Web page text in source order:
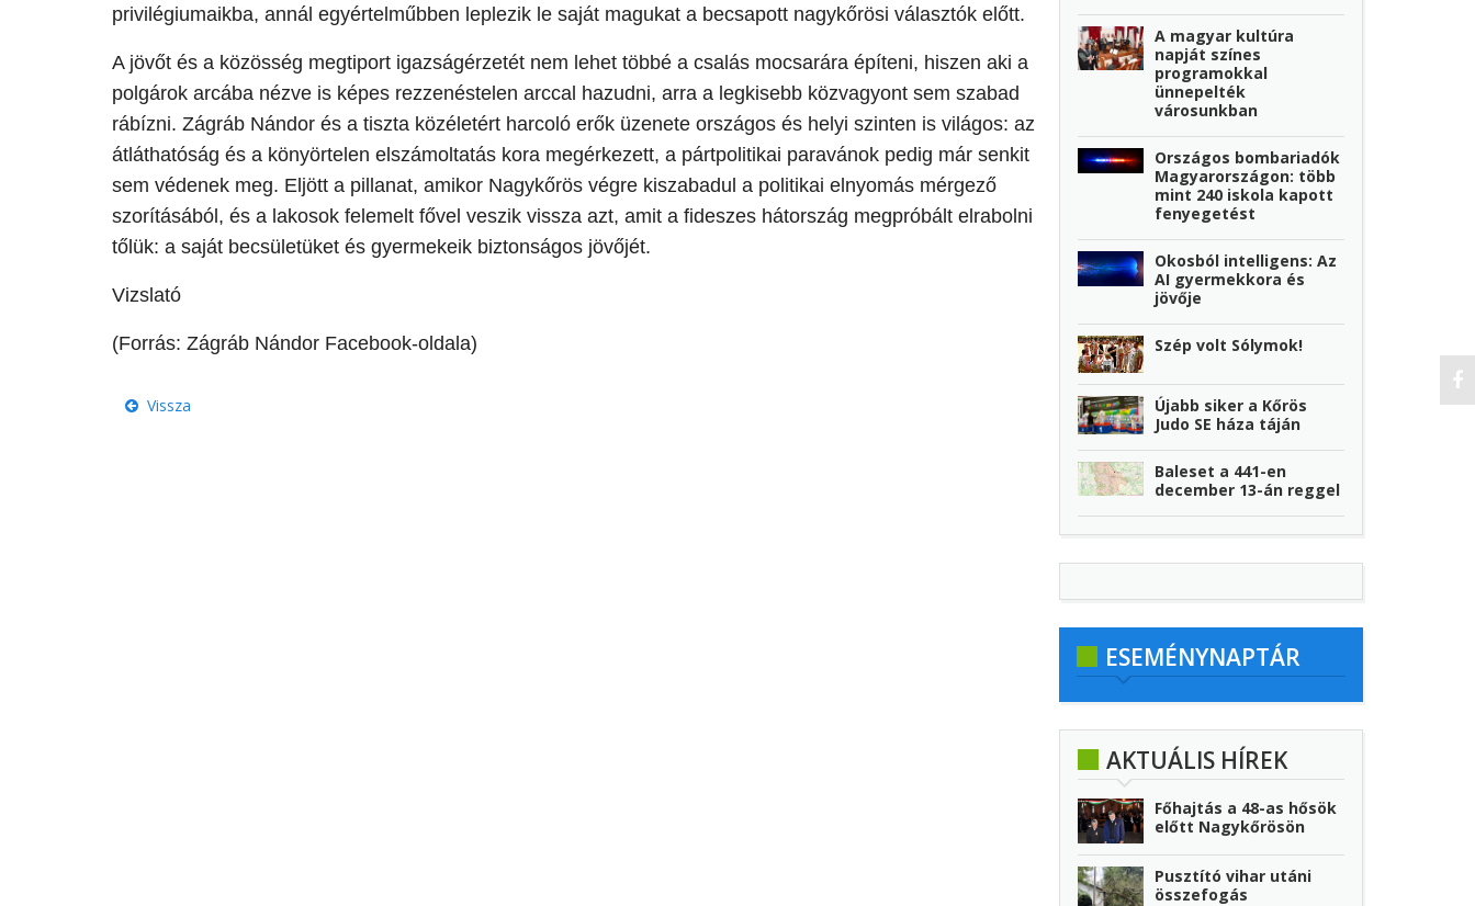
privilégiumaikba, annál egyértelműbben leplezik le saját magukat a becsapott nagykőrösi választók előtt.
​A jövőt és a közösség megtiport igazságérzetét nem lehet többé a csalás mocsarára építeni, hiszen aki a
polgárok arcába nézve is képes rezzenéstelen arccal hazudni, arra a legkisebb közvagyont sem szabad
rábízni. Zágráb Nándor és a tiszta közéletért harcoló erők üzenete országos és helyi szinten is világos: az
átláthatóság és a könyörtelen elszámoltatás kora megérkezett, a pártpolitikai paravánok pedig már senkit
sem védenek meg. Eljött a pillanat, amikor Nagykőrös végre kiszabadul a politikai elnyomás mérgező
szorításából, és a lakosok felemelt fővel veszik vissza azt, amit a fideszes hátország megpróbált elrabolni
tőlük: a saját becsületüket és gyermekeik biztonságos jövőjét.
Vizslató
(Forrás: Zágráb Nándor Facebook-oldala)
Vissza
A magyar kultúra
napját színes
programokkal
ünnepelték
városunkban
Országos bombariadók
Magyarországon: több
mint 240 iskola kapott
fenyegetést
Okosból intelligens: Az
AI gyermekkora és
jövője
Szép volt Sólymok!
Újabb siker a Kőrös
Judo SE háza táján
Baleset a 441-en
december 13-án reggel
ESEMÉNYNAPTÁR
AKTUÁLIS HÍREK
Főhajtás a 48-as hősök
előtt Nagykőrösön
Pusztító vihar utáni
összefogás